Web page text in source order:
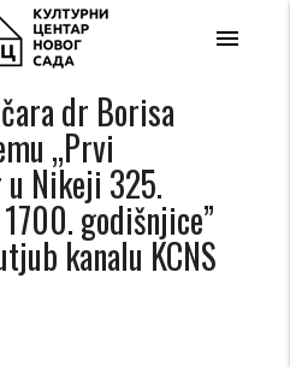
menu
dr Borisa
„Prvi
Nikeji 325.
godišnjice”
kanalu KCNS